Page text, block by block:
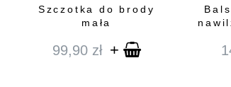
Szczotka do brody
mała
99,90 zł +